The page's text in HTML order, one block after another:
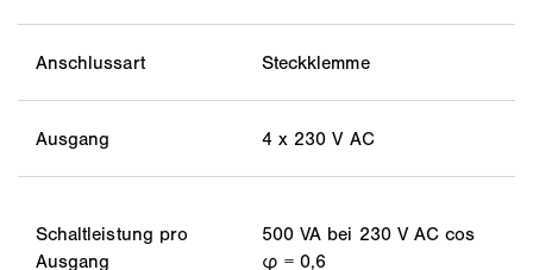
Anschlussart Steckklemme
Ausgang 4 x 230 V AC
Schaltleistung pro
Ausgang
500 VA bei 230 V AC cos
φ = 0,6